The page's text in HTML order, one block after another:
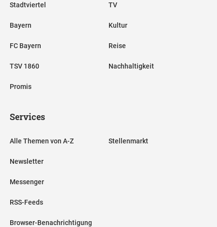
Stadtviertel
Bayern
FC Bayern
TSV 1860
Promis
TV
Kultur
Reise
Nachhaltigkeit
Services
Alle Themen von A-Z
Newsletter
Messenger
RSS-Feeds
Browser-Benachrichtigung
Stellenmarkt